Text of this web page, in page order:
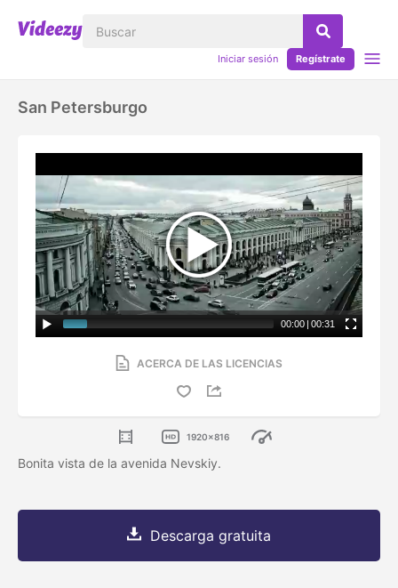
Iniciar sesión Regístrate
San Petersburgo
00:00 | 00:31
ACERCA DE LAS LICENCIAS
1920x816
Bonita vista de la avenida Nevskiy.
Descarga gratuita